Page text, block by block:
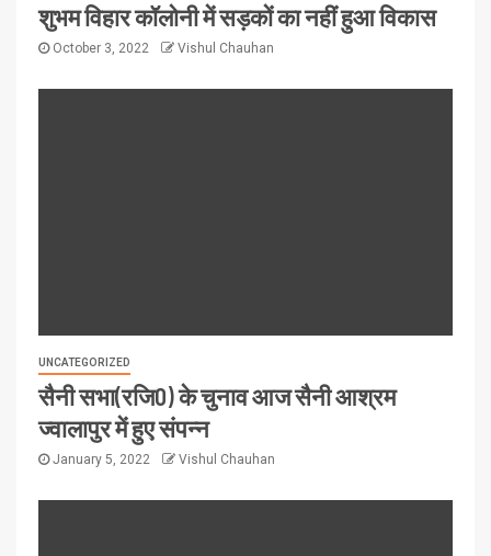
शुभम विहार कॉलोनी में सड़कों का नहीं हुआ विकास
October 3, 2022 Vishul Chauhan
UNCATEGORIZED
सैनी सभा(रजि0) के चुनाव आज सैनी आश्रम
ज्वालापुर में हुए संपन्न
January 5, 2022 Vishul Chauhan